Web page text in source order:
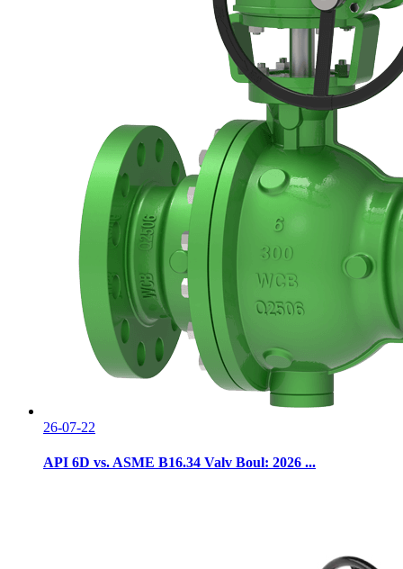
26-07-22
API 6D vs. ASME B16.34 Valv Boul: 2026 ...